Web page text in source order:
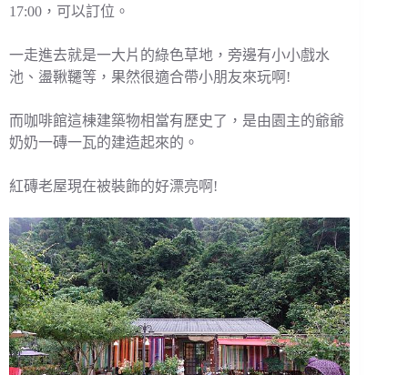
17:00，可以訂位。
一走進去就是一大片的綠色草地，旁邊有小小戲水
池、盪鞦韆等，果然很適合帶小朋友來玩啊!
而咖啡館這棟建築物相當有歷史了，是由園主的爺爺
奶奶一磚一瓦的建造起來的。
紅磚老屋現在被裝飾的好漂亮啊!